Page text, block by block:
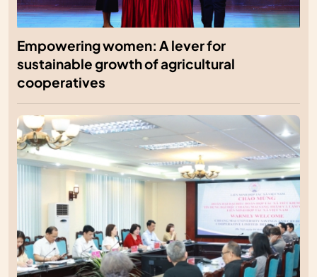
Empowering women: A lever for
sustainable growth of agricultural
cooperatives